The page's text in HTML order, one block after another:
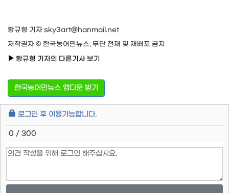
황규형 기자 sky3art@hanmail.net
저작권자 © 한국농어민뉴스, 무단 전재 및 재배포 금지
황규형 기자의 다른기사 보기
한국농어민뉴스 앱다운 받기
로그인 후 이용가능합니다.
0 / 300